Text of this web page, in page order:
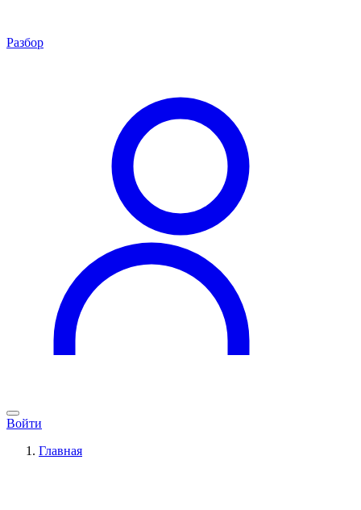
Разбор
Войти
Главная